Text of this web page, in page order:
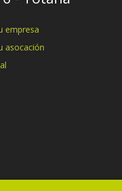
empresa
asocación